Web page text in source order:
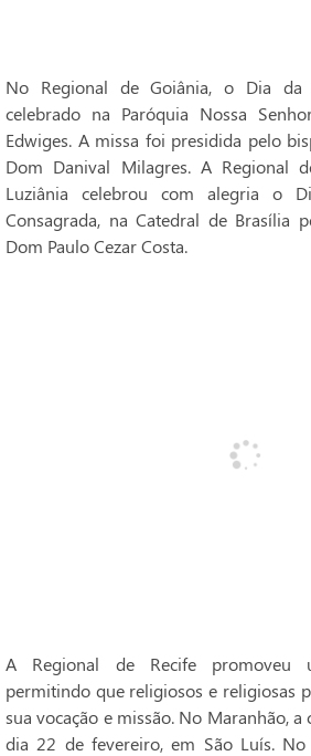
No Regional de Goiânia, o Dia da
celebrado na Paróquia Nossa
Edwiges. A missa foi presidida pelo
Dom Danival Milagres. A Regional
Luziânia celebrou com alegria o
Consagrada, na Catedral de Brasília
Dom Paulo Cezar Costa.
A Regional de Recife promoveu
permitindo que religiosos e religiosas
sua vocação e missão. No Maranhão,
dia 22 de fevereiro, em São Luís.